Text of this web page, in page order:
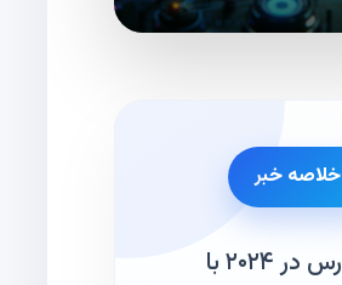
خلاصه خبر
متاورس در ۲۰۲۴ با